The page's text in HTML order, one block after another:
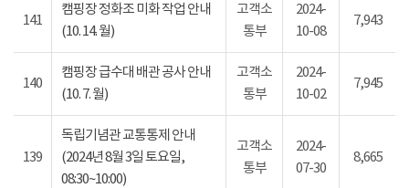
141
캠핑장 정화조 미화 작업 안내
(10. 14. 월)
고객소
통부
2024-
10-08
7,943
140
캠핑장 급수대 배관 공사 안내
(10. 7. 월)
고객소
통부
2024-
10-02
7,945
139
독립기념관 교통통제 안내
(2024년 8월 3일 토요일,
08:30~10:00)
고객소
통부
2024-
07-30
8,665